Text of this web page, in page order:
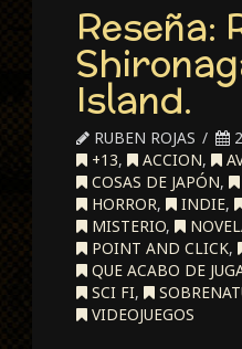
Reseña:
Island.
RUBEN ROJAS
+13, ACCION,
COSAS DE JAPÓN,
HORROR, INDIE,
MISTERIO,
POINT AND CLICK,
QUE ACABO DE
SCI FI,
VIDEOJUEGOS